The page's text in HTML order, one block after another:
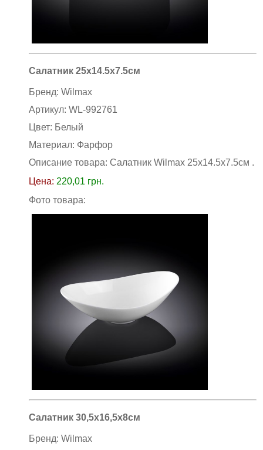
Салатник 25х14.5х7.5см
Бренд: Wilmax
Артикул: WL-992761
Цвет: Белый
Материал: Фарфор
Описание товара: Салатник Wilmax 25х14.5х7.5см .
Цена: 220,01 грн.
Фото товара:
Салатник 30,5х16,5х8см
Бренд: Wilmax